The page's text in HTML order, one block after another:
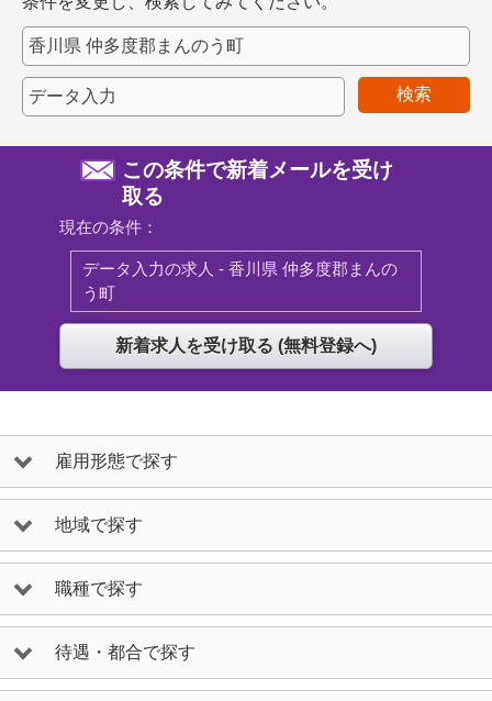
検索
この条件で新着メールを受け
取る
現在の条件：
データ入力の求人 - 香川県 仲多度郡まんの
う町
雇用形態で探す
地域で探す
職種で探す
待遇・都合で探す